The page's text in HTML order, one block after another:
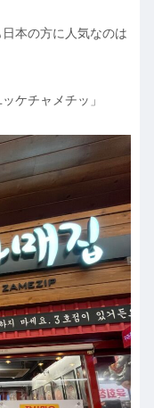
本の方に人気なのは
ケチャメチッ」